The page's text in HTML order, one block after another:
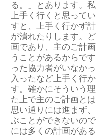
る。」とあります。
上手く行くと思って
すと、上手く行かず
が潰れたりします。
画であり、主のご計
うことがあるからで
った協力者がいなか
入ったなど上手く行
す。確かにそういう
た上で主のご計画と
思い通りには進まず
ぶことができないの
には多くの計画があ